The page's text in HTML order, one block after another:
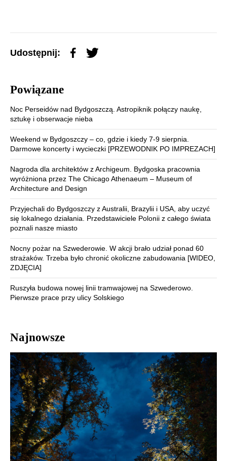
Udostępnij:
Powiązane
Noc Perseidów nad Bydgoszczą. Astropiknik połączy naukę,
sztukę i obserwacje nieba
Weekend w Bydgoszczy – co, gdzie i kiedy 7-9 sierpnia.
Darmowe koncerty i wycieczki [PRZEWODNIK PO IMPREZACH]
Nagroda dla architektów z Archigeum. Bydgoska pracownia
wyróżniona przez The Chicago Athenaeum – Museum of
Architecture and Design
Przyjechali do Bydgoszczy z Australii, Brazylii i USA, aby uczyć
się lokalnego działania. Przedstawiciele Polonii z całego świata
poznali nasze miasto
Nocny pożar na Szwederowie. W akcji brało udział ponad 60
strażaków. Trzeba było chronić okoliczne zabudowania [WIDEO,
ZDJĘCIA]
Ruszyła budowa nowej linii tramwajowej na Szwederowo.
Pierwsze prace przy ulicy Solskiego
Najnowsze